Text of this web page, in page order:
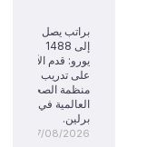
براتب يصل
إلى 1488
يورو: قدم الآن
على تدريب
منظمة الصحة
العالمية في
برلين.
07/08/2026